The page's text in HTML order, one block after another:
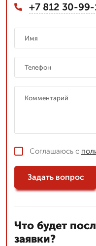
+7 812 30-
Соглашаюсь с
Задать вопрос
Что будет
заявки?